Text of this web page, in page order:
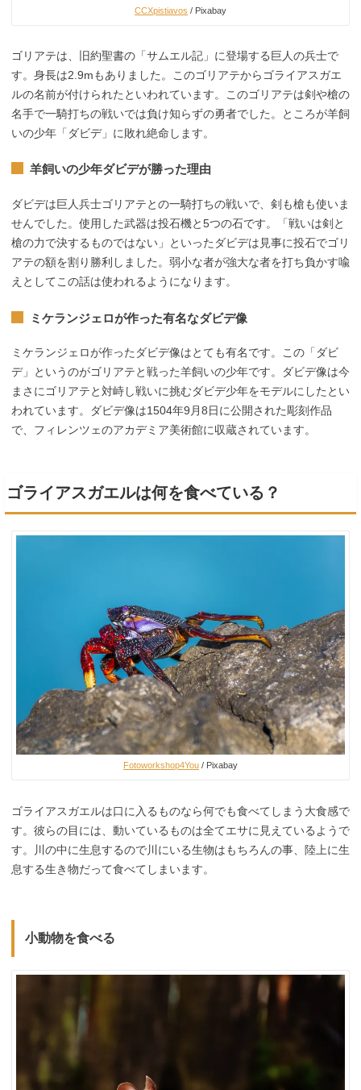
CCXpistiavos / Pixabay
ゴリアテは、旧約聖書の「サムエル記」に登場する巨人の兵士で
す。身長は2.9mもありました。このゴリアテからゴライアスガエ
ルの名前が付けられたといわれています。このゴリアテは剣や槍の
名手で一騎打ちの戦いでは負け知らずの勇者でした。ところが羊飼
いの少年「ダビデ」に敗れ絶命します。
羊飼いの少年ダビデが勝った理由
ダビデは巨人兵士ゴリアテとの一騎打ちの戦いで、剣も槍も使いま
せんでした。使用した武器は投石機と5つの石です。「戦いは剣と
槍の力で決するものではない」といったダビデは見事に投石でゴリ
アテの額を割り勝利しました。弱小な者が強大な者を打ち負かす喩
えとしてこの話は使われるようになります。
ミケランジェロが作った有名なダビデ像
ミケランジェロが作ったダビデ像はとても有名です。この「ダビ
デ」というのがゴリアテと戦った羊飼いの少年です。ダビデ像は今
まさにゴリアテと対峙し戦いに挑むダビデ少年をモデルにしたとい
われています。ダビデ像は1504年9月8日に公開された彫刻作品
で、フィレンツェのアカデミア美術館に収蔵されています。
ゴライアスガエルは何を食べている？
Fotoworkshop4You / Pixabay
ゴライアスガエルは口に入るものなら何でも食べてしまう大食感で
す。彼らの目には、動いているものは全てエサに見えているようで
す。川の中に生息するので川にいる生物はもちろんの事、陸上に生
息する生き物だって食べてしまいます。
小動物を食べる